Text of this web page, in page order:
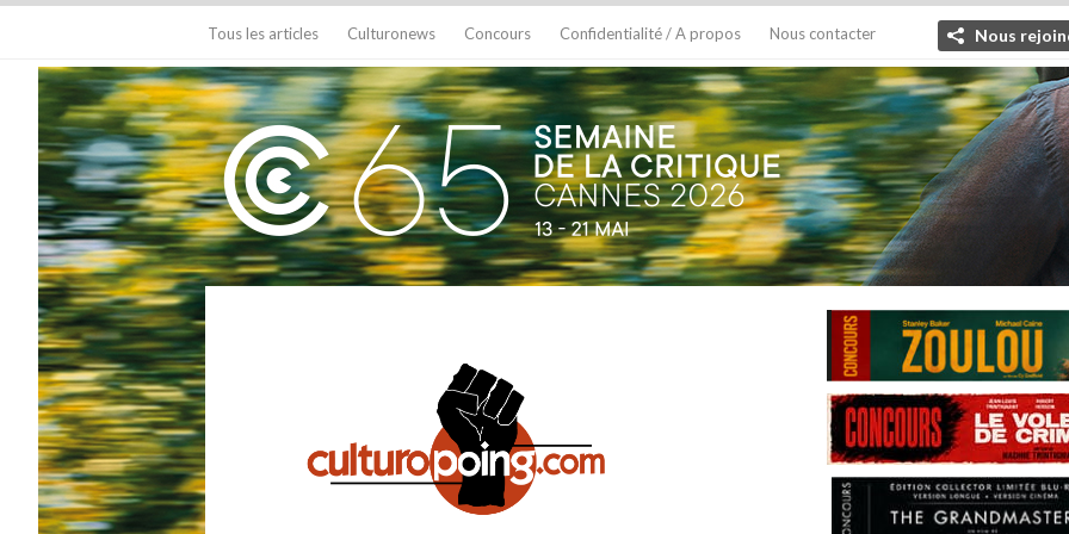
Tous les articles Culturonews Concours Confidentialité / A propos Nous contacter Nous